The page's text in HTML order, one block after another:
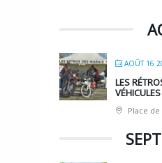
AOÛT 16
LES
Place